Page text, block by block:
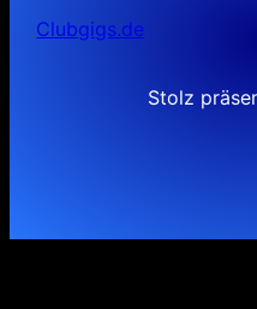
Clubgigs.de
Stolz